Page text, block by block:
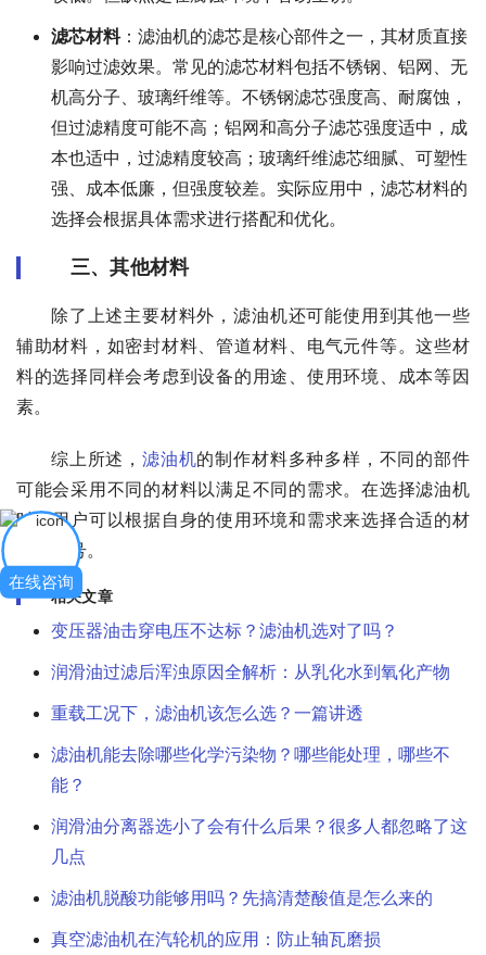
滤芯材料：滤油机的滤芯是核心部件之一，其材质直接
影响过滤效果。常见的滤芯材料包括不锈钢、铝网、无
机高分子、玻璃纤维等。不锈钢滤芯强度高、耐腐蚀，
但过滤精度可能不高；铝网和高分子滤芯强度适中，成
本也适中，过滤精度较高；玻璃纤维滤芯细腻、可塑性
强、成本低廉，但强度较差。实际应用中，滤芯材料的
选择会根据具体需求进行搭配和优化。
三、其他材料
除了上述主要材料外，滤油机还可能使用到其他一些
辅助材料，如密封材料、管道材料、电气元件等。这些材
料的选择同样会考虑到设备的用途、使用环境、成本等因
素。
综上所述，滤油机的制作材料多种多样，不同的部件
可能会采用不同的材料以满足不同的需求。在选择滤油机
时，用户可以根据自身的使用环境和需求来选择合适的材
质和型号。
相关文章
变压器油击穿电压不达标？滤油机选对了吗？
润滑油过滤后浑浊原因全解析：从乳化水到氧化产物
重载工况下，滤油机该怎么选？一篇讲透
滤油机能去除哪些化学污染物？哪些能处理，哪些不
能？
润滑油分离器选小了会有什么后果？很多人都忽略了这
几点
滤油机脱酸功能够用吗？先搞清楚酸值是怎么来的
真空滤油机在汽轮机的应用：防止轴瓦磨损
在线咨询